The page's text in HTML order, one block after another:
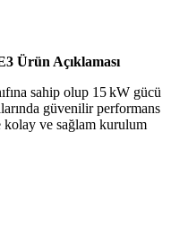
Ürün Açıklaması
sahip olup 15 kW gücü
güvenilir performans
ve sağlam kurulum